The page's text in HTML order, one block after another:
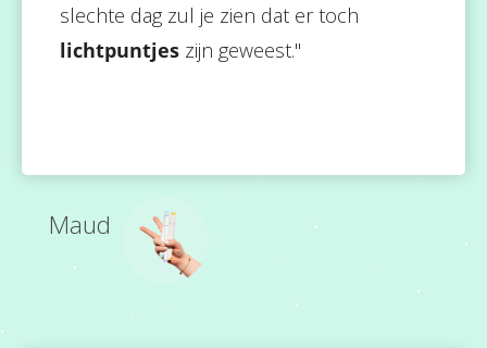
slechte dag zul je zien dat er toch
lichtpuntjes zijn geweest."
Maud